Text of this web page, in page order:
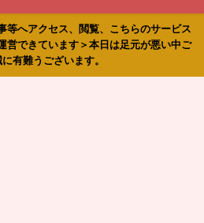
等へアクセス、閲覧、こちらのサービス
営できています＞本日は足元が悪い中ご
有難うございます。